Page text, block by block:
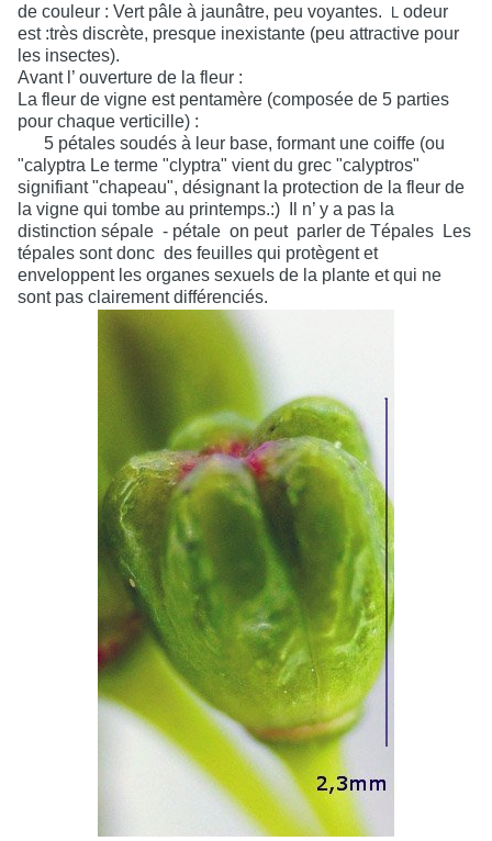
de couleur : Vert pâle à jaunâtre, peu voyantes.
odeur
est :très discrète, presque inexistante (peu attractive pour
les insectes).
Avant l’ ouverture de la fleur :
La fleur de vigne est pentamère (composée de 5 parties
pour chaque verticille) :
5 pétales soudés à leur base, formant une coiffe (ou
"calyptra Le terme "clyptra" vient du grec "calyptros"
signifiant "chapeau", désignant la protection de la fleur de
la vigne qui tombe au printemps.:)
Il n’ y a pas la
distinction sépale - pétale on peut parler de Tépales
Les
tépales sont donc des feuilles qui protègent et
enveloppent les organes sexuels de la plante et qui ne
sont pas clairement différenciés.